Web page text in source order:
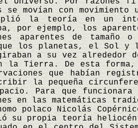
movían con
la teoría en un
por ejemplo, los
aparentes de
los planetas, el Sol y
a su vez alrededor
la Tierra. De esta forma,
que habían
la pequeña
Para que
en las matemáticas
polaco Nicolás
su propia teoría